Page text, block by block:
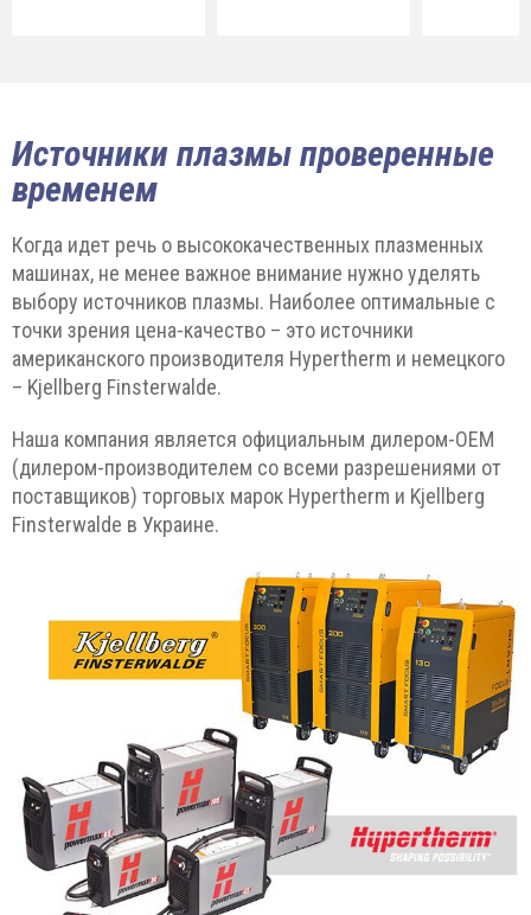
Источники плазмы проверенные
временем
Когда идет речь о высококачественных плазменных
машинах, не менее важное внимание нужно уделять
выбору источников плазмы. Наиболее оптимальные с
точки зрения цена-качество – это источники
американского производителя Hypertherm и немецкого
– Kjellberg Finsterwalde.
Наша компания является официальным дилером-ОЕМ
(дилером-производителем со всеми разрешениями от
поставщиков) торговых марок Hypertherm и Kjellberg
Finsterwalde в Украине.